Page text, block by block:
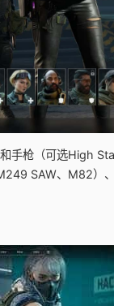
手枪（可选High
SAW、M82）